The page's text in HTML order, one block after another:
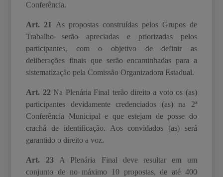
Conferência.
Art. 21 As propostas construídas pelos Grupos de
Trabalho serão apreciadas e priorizadas pelos
participantes, com o objetivo de definir as
deliberações finais que serão encaminhadas para a
sistematização pela Comissão Organizadora Estadual.
Art. 22 Na Plenária Final terão direito a voto os (as)
participantes devidamente credenciados (as) na 2ª
Conferência Municipal e que estejam de posse do
crachá de identificação. Aos convidados (as) será
garantido o direito a voz.
Art. 23 A Plenária Final deve resultar em um
conjunto de no máximo 10 propostas, de até 400